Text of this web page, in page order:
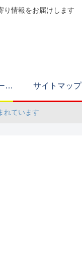
り情報をお届けします
プライバシーポリシー（改正電気通信事業法・外部送信規律に関する事項を含む） サイトマップ
れています